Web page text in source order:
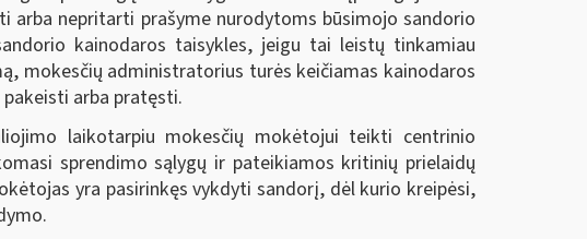
arba nepritarti prašyme nurodytoms būsimojo sandorio
kainodaros taisykles, jeigu tai leistų tinkamiau
mokesčių administratorius turės keičiamas kainodaros
arba pratęsti.
laikotarpiu mokesčių mokėtojui teikti centrinio
sprendimo sąlygų ir pateikiamos kritinių prielaidų
yra pasirinkęs vykdyti sandorį, dėl kurio kreipėsi,